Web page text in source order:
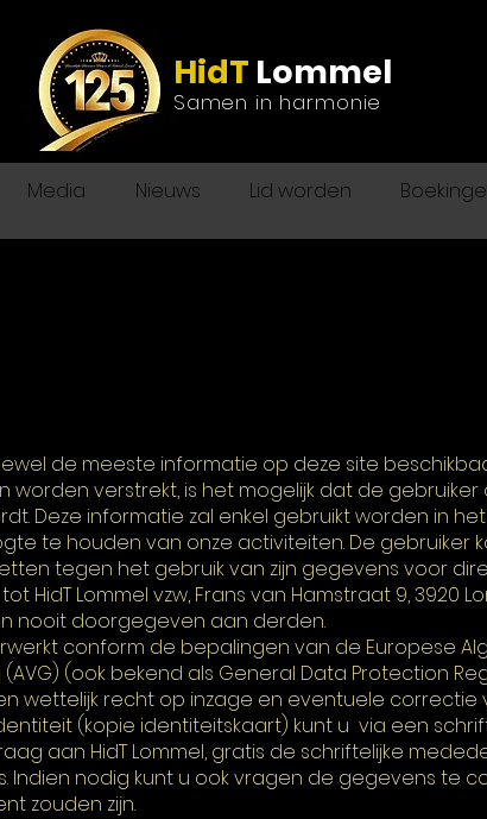
HidT Lommel
Samen in harmonie
Media Nieuws Lid worden
de meeste informatie op deze site
verstrekt, is het mogelijk dat de gebruiker
Deze informatie zal enkel gebruikt worden in
te houden van onze activiteiten. De gebruiker
tegen het gebruik van zijn gegevens voor
HidT Lommel vzw, Frans van Hamstraat 9, 3920
nooit doorgegeven aan derden.
conform de bepalingen van de Europese
(ook bekend als General Data Protection
wettelijk recht op inzage en eventuele correctie
(kopie identiteitskaart) kunt u via een
aan HidT Lommel, gratis de schriftelijke
Indien nodig kunt u ook vragen de gegevens te
zouden zijn.